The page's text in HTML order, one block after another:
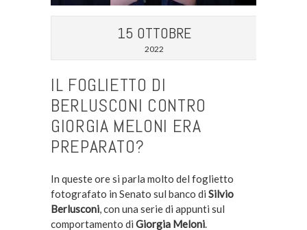
15 OTTOBRE
2022
IL FOGLIETTO DI
BERLUSCONI CONTRO
GIORGIA MELONI ERA
PREPARATO?
In queste ore si parla molto del foglietto
fotografato in Senato sul banco di Silvio
Berlusconi, con una serie di appunti sul
comportamento di Giorgia Meloni.